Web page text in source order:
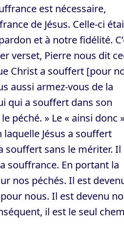
est nécessaire,
de Jésus. Celle-ci
et à notre fidélité.
verset, Pierre nous dit
Christ a souffert [pour
aussi armez-vous de la
qui a souffert dans son
péché. » Le « ainsi donc
laquelle Jésus a souffert
souffert sans le mériter. Il
souffrance. En portant la
nos péchés. Il est
nous. Il est devenu
il est le seul